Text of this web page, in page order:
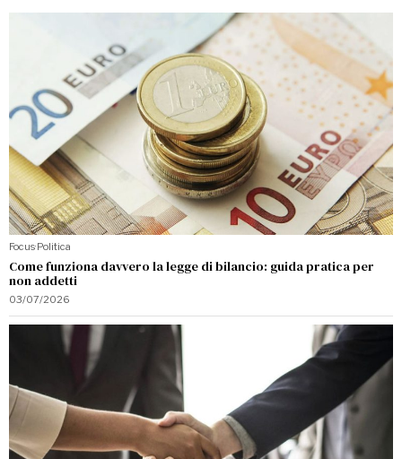
Focus·Politica
Come funziona davvero la legge di bilancio: guida pratica per
non addetti
03/07/2026